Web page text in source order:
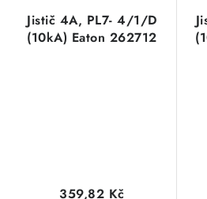
Jistič 4A, PL7- 4/1/D
(10kA) Eaton 262712
359,82 Kč